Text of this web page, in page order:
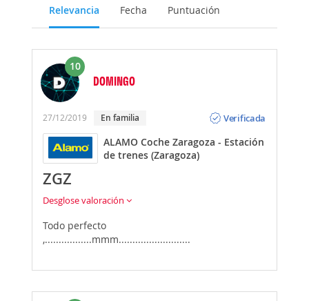
Relevancia Fecha Puntuación
10
DOMINGO
27/12/2019 En familia
Verificada
ALAMO Coche Zaragoza - Estación
de trenes (Zaragoza)
ZGZ
Desglose valoración
Todo perfecto
,.................mmm..........................